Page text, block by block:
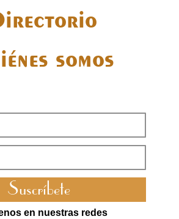
somos
Suscríbete
en nuestras redes